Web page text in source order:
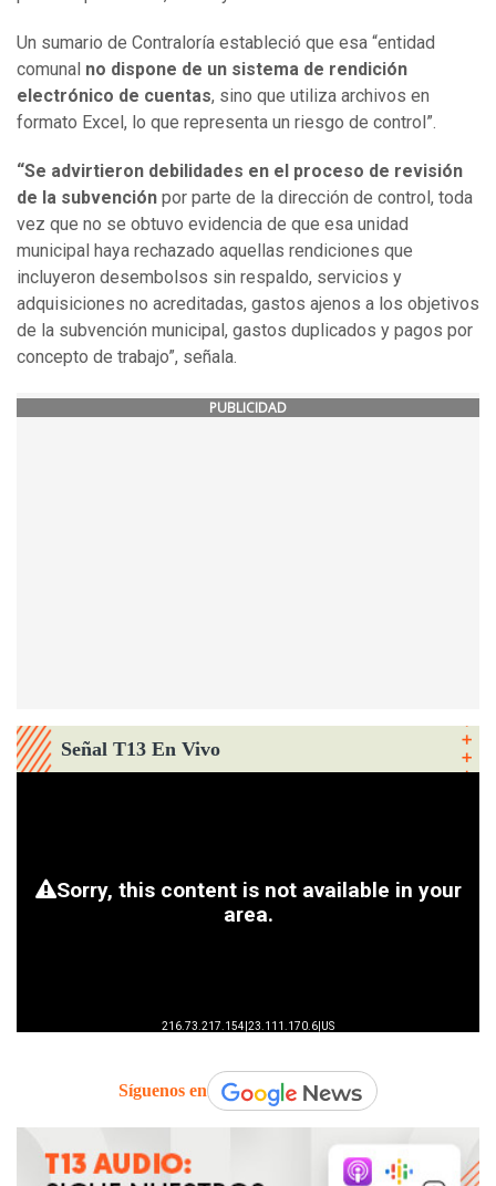
Un sumario de Contraloría estableció que esa “entidad
comunal no dispone de un sistema de rendición
electrónico de cuentas, sino que utiliza archivos en
formato Excel, lo que representa un riesgo de control”.
“Se advirtieron debilidades en el proceso de revisión
de la subvención por parte de la dirección de control, toda
vez que no se obtuvo evidencia de que esa unidad
municipal haya rechazado aquellas rendiciones que
incluyeron desembolsos sin respaldo, servicios y
adquisiciones no acreditadas, gastos ajenos a los objetivos
de la subvención municipal, gastos duplicados y pagos por
concepto de trabajo”, señala.
PUBLICIDAD
Señal T13 En Vivo
Síguenos en